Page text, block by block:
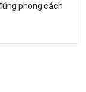
phong cách